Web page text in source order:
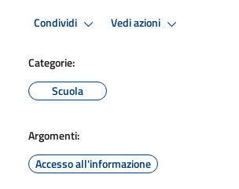
Condividi Vedi azioni
Categorie:
Scuola
Argomenti:
Accesso all'informazione